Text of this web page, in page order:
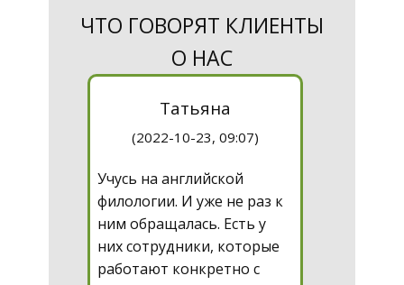
ЧТО ГОВОРЯТ КЛИЕНТЫ
О НАС
Татьяна
(2022-10-23, 09:07)
Учусь на английской
филологии. И уже не раз к
ним обращалась. Есть у
них сотрудники, которые
работают конкретно с